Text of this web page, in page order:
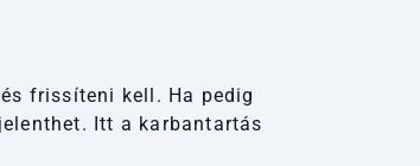
frissíteni kell. Ha pedig
Itt a karbantartás